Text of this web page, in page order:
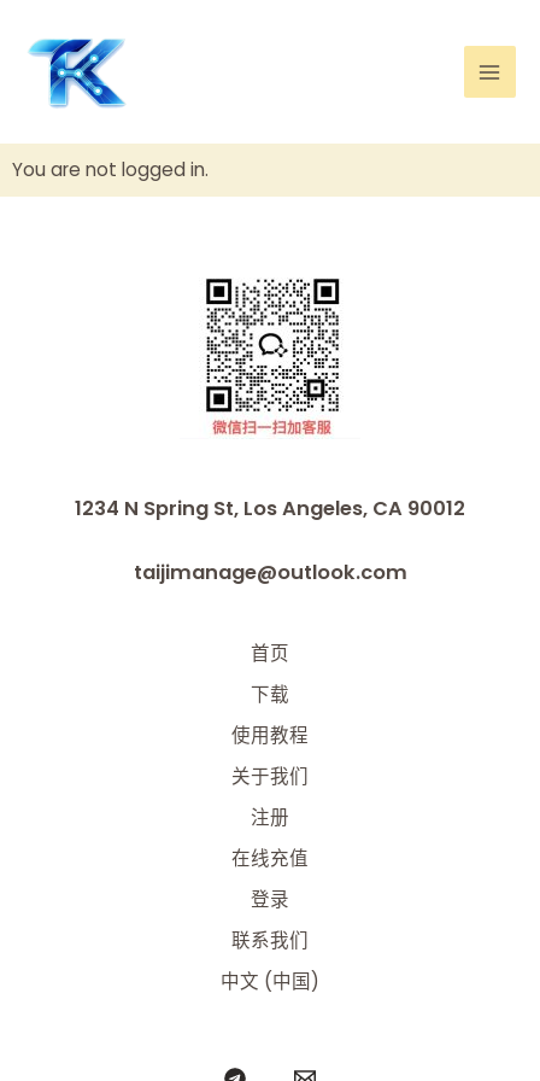
You are not logged in.
1234 N Spring St, Los Angeles, CA 90012
taijimanage@outlook.com
首页
下载
使用教程
关于我们
注册
在线充值
登录
联系我们
中文 (中国)